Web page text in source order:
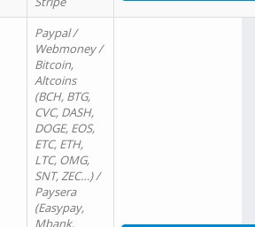
Paypal /
Webmoney /
Bitcoin,
Altcoins
(BCH, BTG,
CVC, DASH,
DOGE, EOS,
ETC, ETH,
LTC, OMG,
SNT, ZEC…) /
Paysera
(Easypay,
Mbank,